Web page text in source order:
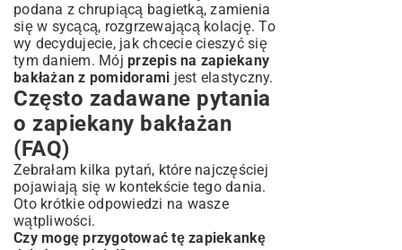
podana z chrupiącą bagietką, zamienia
się w sycącą, rozgrzewającą kolację. To
wy decydujecie, jak chcecie cieszyć się
tym daniem. Mój przepis na zapiekany
bakłażan z pomidorami jest elastyczny.
Często zadawane pytania
o zapiekany bakłażan
(FAQ)
Zebrałam kilka pytań, które najczęściej
pojawiają się w kontekście tego dania.
Oto krótkie odpowiedzi na wasze
wątpliwości.
Czy mogę przygotować tę zapiekankę